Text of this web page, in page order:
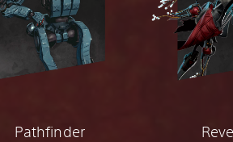
Pathfinder